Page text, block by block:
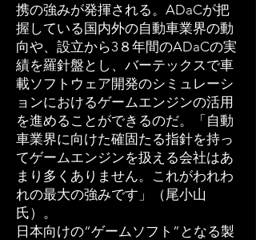
携の強みが発揮される。ADaCが把
握している国内外の自動車業界の動
向や、設立から3８年間のADaCの実
績を羅針盤とし、バーテックスで車
載ソフトウェア開発のシミュレーシ
ョンにおけるゲームエンジンの活用
を進めることができるのだ。「自動
車業界に向けた確固たる指針を持っ
てゲームエンジンを扱える会社はあ
まり多くありません。これがわれわ
れの最大の強みです」（尾小山
氏）。
日本向けの“ゲームソフト”となる製